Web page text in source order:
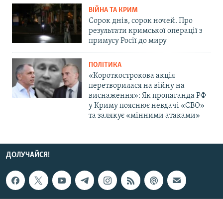
ВІЙНА ТА КРИМ
Сорок днів, сорок ночей. Про
результати кримської операції з
примусу Росії до миру
ПОЛІТИКА
«Короткострокова акція
перетворилася на війну на
виснаження»: Як пропаганда РФ
у Криму пояснює невдачі «СВО»
та залякує «мінними атаками»
ДОЛУЧАЙСЯ!